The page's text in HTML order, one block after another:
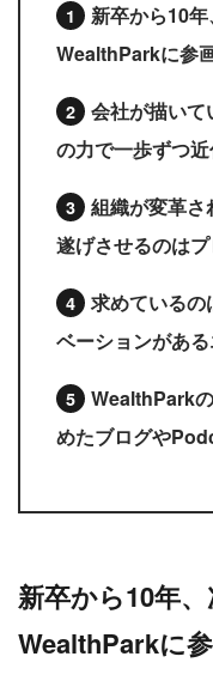
新卒から10
WealthParkに参
会社が描いて
の力で一歩ずつ近
組織が変革さ
遂げさせるのは
求めているの
ベーションがあ
WealthPark
めたブログや
新卒から10年
WealthParkに